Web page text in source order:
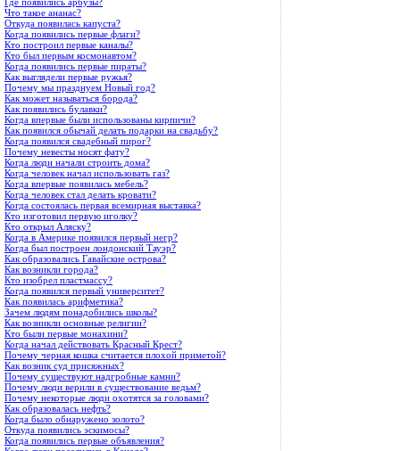
Что такое ананас?
Откуда появилась капуста?
Когда появились первые флаги?
Кто построил первые каналы?
Кто был первым космонавтом?
Когда появились первые пираты?
Как выглядели первые ружья?
Почему мы празднуем Новый год?
Как может называться борода?
Как появились булавки?
Когда впервые были использованы кирпичи?
Как появился обычай делать подарки на свадьбу?
Когда появился свадебный пирог?
Почему невесты носят фату?
Когда люди начали строить дома?
Когда человек начал использовать газ?
Когда впервые появилась мебель?
Когда человек стал делать кровати?
Когда состоялась первая всемирная выставка?
Кто изготовил первую иголку?
Кто открыл Аляску?
Когда в Америке появился первый негр?
Когда был построен лондонский Тауэр?
Как образовались Гавайские острова?
Как возникли города?
Кто изобрел пластмассу?
Когда появился первый университет?
Как появилась арифметика?
Зачем людям понадобились школы?
Как возникли основные религии?
Кто были первые монахини?
Когда начал действовать Красный Крест?
Почему черная кошка считается плохой приметой?
Как возник суд присяжных?
Почему существуют надгробные камни?
Почему люди верили в существование ведьм?
Почему некоторые люди охотятся за головами?
Как образовалась нефть?
Когда было обнаружено золото?
Откуда появились эскимосы?
Когда появились первые объявления?